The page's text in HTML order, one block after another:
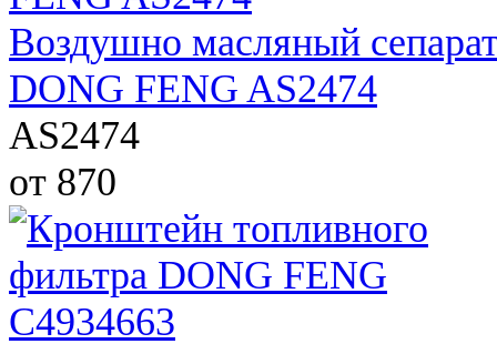
Воздушно масляный
DONG FENG AS2474
AS2474
от 870